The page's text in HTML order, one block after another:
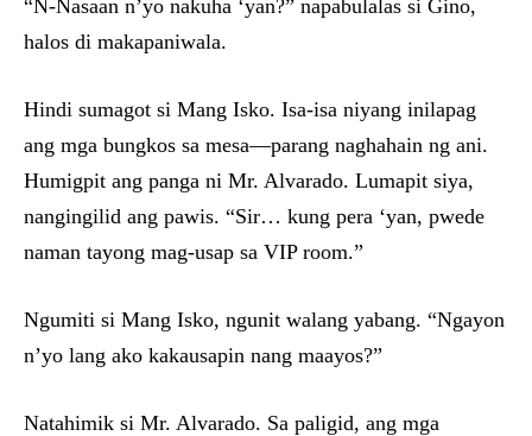
“N-Nasaan n’yo nakuha ‘yan?” napabulalas si Gino,
halos di makapaniwala.
Hindi sumagot si Mang Isko. Isa-isa niyang inilapag
ang mga bungkos sa mesa—parang naghahain ng ani.
Humigpit ang panga ni Mr. Alvarado. Lumapit siya,
nangingilid ang pawis. “Sir… kung pera ‘yan, pwede
naman tayong mag-usap sa VIP room.”
Ngumiti si Mang Isko, ngunit walang yabang. “Ngayon
n’yo lang ako kakausapin nang maayos?”
Natahimik si Mr. Alvarado. Sa paligid, ang mga